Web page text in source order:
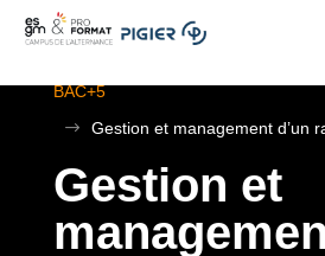
BAC+5
$
Gestion et management d’un
Gestion et